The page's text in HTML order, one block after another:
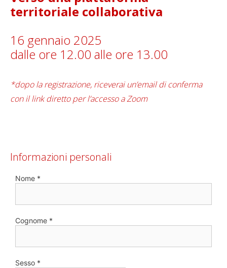
territoriale collaborativa
16 gennaio 2025
dalle ore 12.00 alle ore 13.00
*dopo la registrazione, riceverai un’email di conferma
con il link diretto per l’accesso a Zoom
Informazioni personali
Nome *
Cognome *
Sesso *